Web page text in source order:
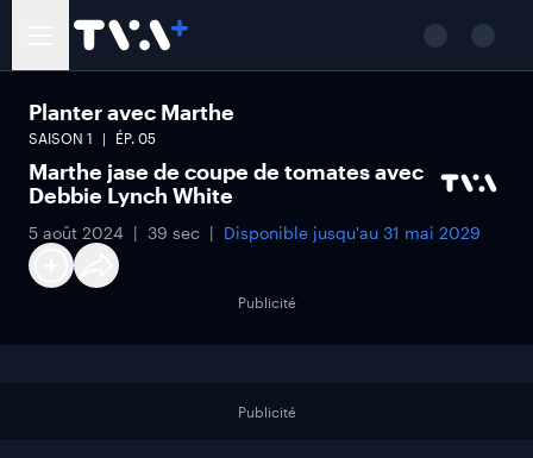
Planter avec Marthe
SAISON 1 ÉP. 05
Marthe jase de coupe de tomates avec
Debbie Lynch White
5 août 2024 39 sec Disponible jusqu'au 31 mai 2029
Publicité
Publicité